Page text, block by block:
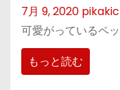
7月 9, 2020
可愛がっているペ
もっと読む